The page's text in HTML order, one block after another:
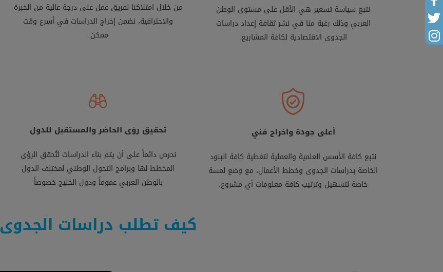
نتبع سياسة تسعير هي الأقل على مستوى الوطن
العربي وذلك رغبة منا في نشر ثقافة إعداد دراسات
الجدوى الاقتصادية لكافة المشاريع.
من خلال امتلاكنا لفريق عمل على درجة عالية من الخبرة
والاحترافية، نضمن إخراج الدراسات في أسرع وقت
ممكن.
أعلى جودة واخراج فني
نتبع كافة الأسس العلمية والعملية لتغطية كافة البنود
الخاصة بدراسات الجدوى وخطط الأعمال، مع وضع لمسة
خاصة لتسهيل وترتيب كافة معلومات أي مشروع.
تحقيق رؤى الحاضر والمستقبل للدول
نحرص دائماً على أن يتم بناء الدراسات لتُحقق الرؤى
المخطط لها وبرامج التحول الوطني لمختلف الدول
بالوطن العربي عموماً ودول الخليج خصوصاً
كيف تطلب دراسات الجدوى